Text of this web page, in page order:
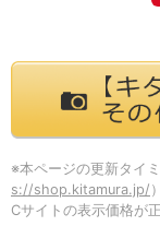
※本ページの更新タイ
s://shop.kitamura.jp/
Cサイトの表示価格が